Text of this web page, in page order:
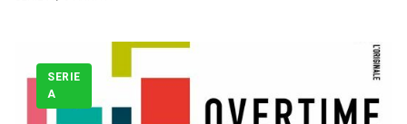
→
SERIE
A